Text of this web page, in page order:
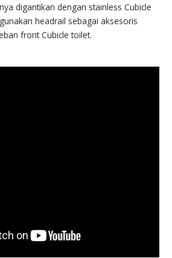
digantikan dengan stainless Cubicle
headrail sebagai aksesoris
front Cubicle toilet.